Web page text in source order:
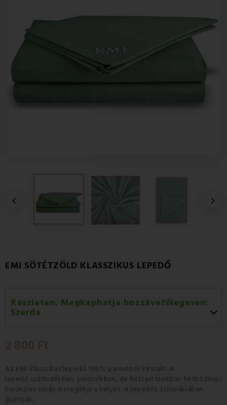
 
EMI SÖTÉTZÖLD KLASSZIKUS LEPEDŐ
Készleten. Megkaphatja hozzávetőlegesen:
Szerda
Csütörtök 13.08
2 800 Ft
Az EMI klasszikus lepedő 100% pamutból készült. A
lepedő szállodákban, panziókban, de háztartásokban hétköznapi
használat során is megállja a helyét. A lepedőt Szlovákiában
gyártják.